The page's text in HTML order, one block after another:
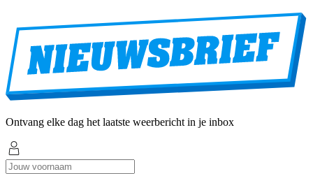
Ontvang elke dag het laatste weerbericht in je inbox